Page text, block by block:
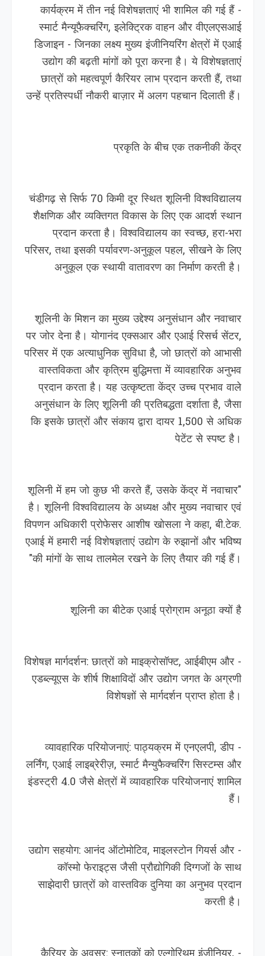
कार्यक्रम में तीन नई विशेषज्ञताएं भी शामिल की गई हैं -
स्मार्ट मैन्यूफैक्चरिंग, इलेक्ट्रिक वाहन और वीएलएसआई
डिजाइन - जिनका लक्ष्य मुख्य इंजीनियरिंग क्षेत्रों में एआई
उद्योग की बढ़ती मांगों को पूरा करना है। ये विशेषज्ञताएं
छात्रों को महत्वपूर्ण कैरियर लाभ प्रदान करती हैं, तथा
उन्हें प्रतिस्पर्धी नौकरी बाज़ार में अलग पहचान दिलाती हैं।
प्रकृति के बीच एक तकनीकी केंद्र
चंडीगढ़ से सिर्फ 70 किमी दूर स्थित शूलिनी विश्वविद्यालय
शैक्षणिक और व्यक्तिगत विकास के लिए एक आदर्श स्थान
प्रदान करता है। विश्वविद्यालय का स्वच्छ, हरा-भरा
परिसर, तथा इसकी पर्यावरण-अनुकूल पहल, सीखने के लिए
अनुकूल एक स्थायी वातावरण का निर्माण करती है।
शूलिनी के मिशन का मुख्य उद्देश्य अनुसंधान और नवाचार
पर जोर देना है। योगानंद एक्सआर और एआई रिसर्च सेंटर,
परिसर में एक अत्याधुनिक सुविधा है, जो छात्रों को आभासी
वास्तविकता और कृत्रिम बुद्धिमत्ता में व्यावहारिक अनुभव
प्रदान करता है। यह उत्कृष्टता केंद्र उच्च प्रभाव वाले
अनुसंधान के लिए शूलिनी की प्रतिबद्धता दर्शाता है, जैसा
कि इसके छात्रों और संकाय द्वारा दायर 1,500 से अधिक
पेटेंट से स्पष्ट है।
"शूलिनी में हम जो कुछ भी करते हैं, उसके केंद्र में नवाचार
है। शूलिनी विश्वविद्यालय के अध्यक्ष और मुख्य नवाचार एवं
विपणन अधिकारी प्रोफेसर आशीष खोसला ने कहा, बी.टेक.
एआई में हमारी नई विशेषज्ञताएं उद्योग के रुझानों और भविष्य
की मांगों के साथ तालमेल रखने के लिए तैयार की गई हैं।"
शूलिनी का बीटेक एआई प्रोग्राम अनूठा क्‍यों है
- विशेषज्ञ मार्गदर्शन: छात्रों को माइक्रोसॉफ्ट, आईबीएम और
एडब्ल्यूएस के शीर्ष शिक्षाविदों और उद्योग जगत के अग्रणी
विशेषज्ञों से मार्गदर्शन प्राप्त होता है।
- व्यावहारिक परियोजनाएं: पाठ्यक्रम में एनएलपी, डीप
लर्निंग, एआई लाइब्रेरीज़, स्मार्ट मैन्युफैक्चरिंग सिस्टम्स और
इंडस्ट्री 4.0 जैसे क्षेत्रों में व्यावहारिक परियोजनाएं शामिल
हैं।
- उद्योग सहयोग: आनंद ऑटोमोटिव, माइलस्टोन गियर्स और
कॉस्मो फेराइट्स जैसी प्रौद्योगिकी दिग्गजों के साथ
साझेदारी छात्रों को वास्तविक दुनिया का अनुभव प्रदान
करती है।